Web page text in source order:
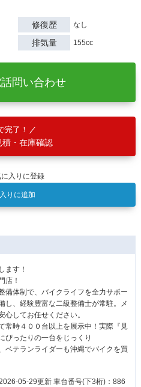
修復歴 なし
排気量 155cc
話問い合わせ
完了！
積・在庫確認
に入りに登録
りに追加
ます！
店！
備体制で、バイクライフを全力サポー
し、経験豊富な二級整備士が常駐。メ
心してお任せください。
常時４００台以上を展示中！実際『見
ぴったりの一台をじっくり
ベテランライダーも沖縄でバイクを買
05-29更新 車台番号(下3桁)：886